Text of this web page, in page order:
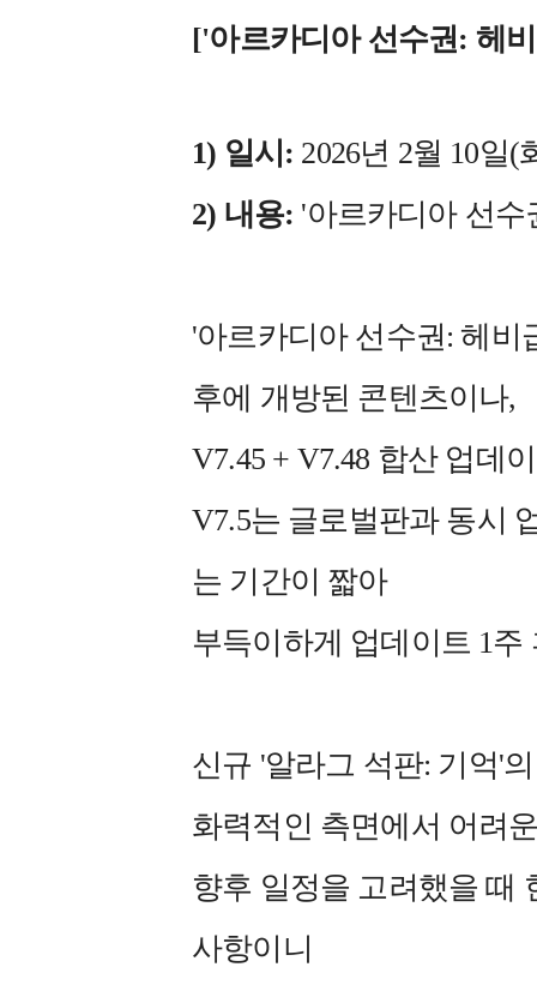
['아르카디아 선수권: 헤
1) 일시: 2026년 2월 10일(
2) 내용: '아르카디아 선수
'아르카디아 선수권: 헤비
후에 개방된 콘텐츠이나,
V7.45 + V7.48 합산 업데
V7.5는 글로벌판과 동시
는 기간이 짧아
부득이하게 업데이트 1
신규 '알라그 석판: 기억'
화력적인 측면에서 어려
향후 일정을 고려했을 때
사항이니